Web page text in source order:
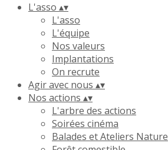
L'asso ▴▾
L'asso
L'équipe
Nos valeurs
Implantations
On recrute
Agir avec nous ▴▾
Nos actions ▴▾
L'arbre des actions
Soirées cinéma
Balades et Ateliers Nature